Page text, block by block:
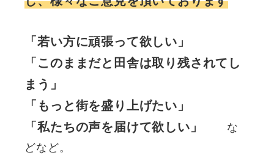
「若い方に頑張って欲しい」
「このままだと田舎は取り残されてし
まう」
「もっと街を盛り上げたい」
「私たちの声を届けて欲しい」
な
どなど。